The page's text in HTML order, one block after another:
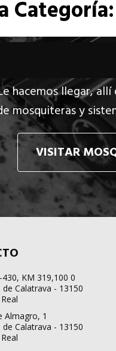
hacemos llegar,
mosquiteras y
VISITAR
430, KM 319,100 0
de Calatrava - 13150
Almagro, 1
de Calatrava - 13150